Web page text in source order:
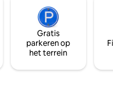
Gratis
parkeren op
het terrein